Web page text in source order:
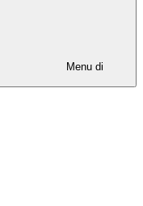
Menu di